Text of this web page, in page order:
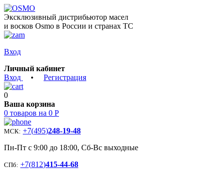
Эксклюзивный дистрибьютор масел
и восков Osmo в России и странах ТС
Вход
Личный кабинет
Вход
• Регистрация
0
Ваша корзина
0 товаров на 0 Р
МСК: +7(495)248-19-48
Пн-Пт с 9:00 до 18:00, Сб-Вс выходные
СПб: +7(812)415-44-68